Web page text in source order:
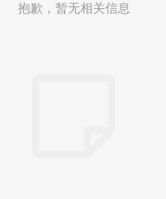
抱歉，暂无相关信息